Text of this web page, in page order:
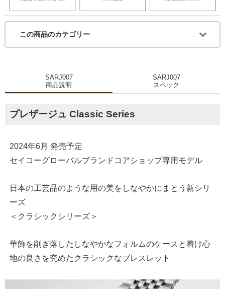
この商品のカテゴリー
SARJ007
商品説明
SARJ007
スペック
プレザージュ Classic Series
2024年6月 発売予定
セイコーグローバルブランドコアショップ専用モデル
日本の工芸品のような用の美をしなやかにまとう新シリ
ーズ
＜クラシックシリーズ＞
華飾を削ぎ落したしなやかなフォルムのケースと着け心
地の良さを究めたクラシックなブレスレット